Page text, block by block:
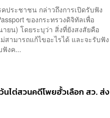
ระชาชน กล่าวถึงการเปิดรับฟัง
ของกระทรวงดิจิทัลเพื่อ
ยน) โดยระบุว่า สิ่งที่ยังสงสัยคือ
สามารถแก้ไขอะไรได้ และจะรับฟัง
ฟังค...
ไต่สวนคดีโพยฮั้วเลือก สว. ส่ง